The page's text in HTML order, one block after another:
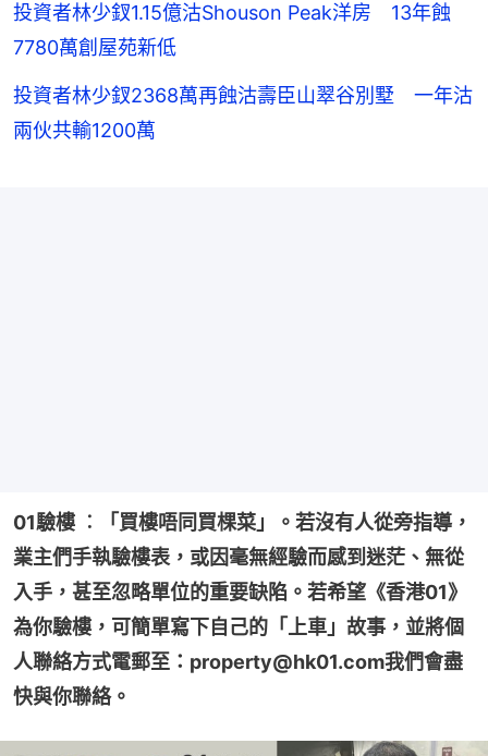
投資者林少釵1.15億沽Shouson Peak洋房 13年蝕
7780萬創屋苑新低
投資者林少釵2368萬再蝕沽壽臣山翠谷別墅 一年沽
兩伙共輸1200萬
01驗樓 ︰「買樓唔同買棵菜」。若沒有人從旁指導，
業主們手執驗樓表，或因毫無經驗而感到迷茫、無從
入手，甚至忽略單位的重要缺陷。若希望《香港01》
為你驗樓，可簡單寫下自己的「上車」故事，並將個
人聯絡方式電郵至：property@hk01.com我們會盡
快與你聯絡。